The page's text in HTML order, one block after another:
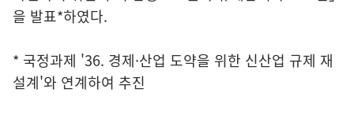
을 발표*하였다.
* 국정과제 '36. 경제·산업 도약을 위한 신산업 규제 재
설계'와 연계하여 추진